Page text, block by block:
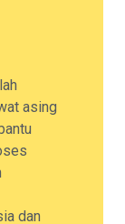
asing
dan